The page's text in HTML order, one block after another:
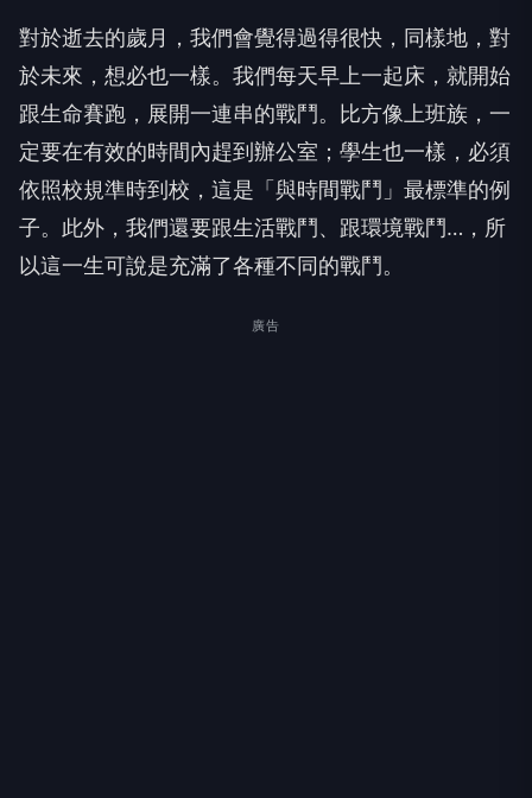
對於逝去的歲月，我們會覺得過得很快，同樣地，對
於未來，想必也一樣。我們每天早上一起床，就開始
跟生命賽跑，展開一連串的戰鬥。比方像上班族，一
定要在有效的時間內趕到辦公室；學生也一樣，必須
依照校規準時到校，這是「與時間戰鬥」最標準的例
子。此外，我們還要跟生活戰鬥、跟環境戰鬥…，所
以這一生可說是充滿了各種不同的戰鬥。
廣告